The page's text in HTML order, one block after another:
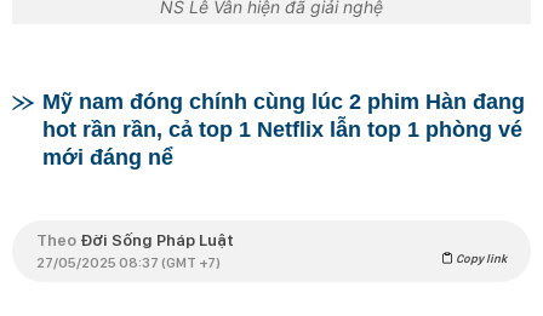
NS Lê Vân hiện đã giải nghệ
Mỹ nam đóng chính cùng lúc 2 phim Hàn đang
hot rần rần, cả top 1 Netflix lẫn top 1 phòng vé
mới đáng nể
Theo Đời Sống Pháp Luật
27/05/2025 08:37 (GMT +7) Copy link